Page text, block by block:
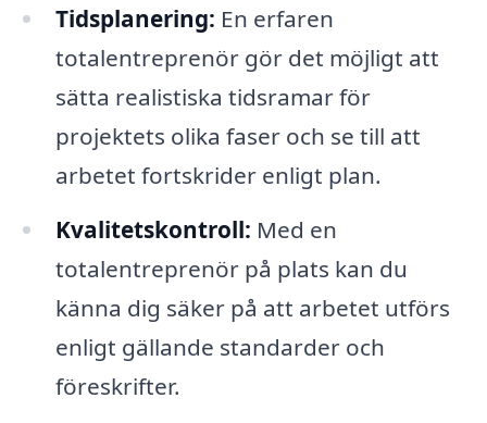
Tidsplanering: En erfaren
totalentreprenör gör det möjligt att
sätta realistiska tidsramar för
projektets olika faser och se till att
arbetet fortskrider enligt plan.
Kvalitetskontroll: Med en
totalentreprenör på plats kan du
känna dig säker på att arbetet utförs
enligt gällande standarder och
föreskrifter.